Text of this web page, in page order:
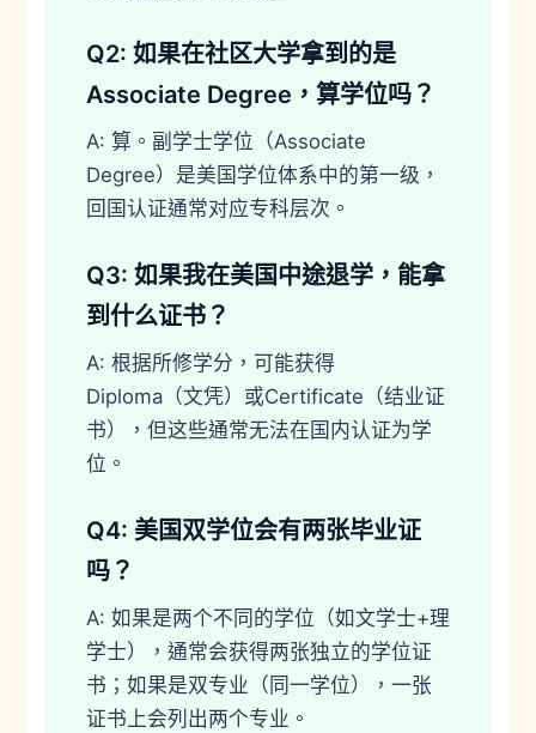
Q2: 如果在社区大学拿到的是
Associate Degree，算学位吗？
A: 算。副学士学位（Associate
Degree）是美国学位体系中的第一级，
回国认证通常对应专科层次。
Q3: 如果我在美国中途退学，能拿
到什么证书？
A: 根据所修学分，可能获得
Diploma（文凭）或Certificate（结业证
书），但这些通常无法在国内认证为学
位。
Q4: 美国双学位会有两张毕业证
吗？
A: 如果是两个不同的学位（如文学士+理
学士），通常会获得两张独立的学位证
书；如果是双专业（同一学位），一张
证书上会列出两个专业。